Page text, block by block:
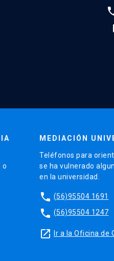
o
MEDIACIÓN
Teléfonos para
se ha vulnerado
en la universidad.
phone (56)95504 1691
phone (56)95504 1247
launch Ir a la Oficina de